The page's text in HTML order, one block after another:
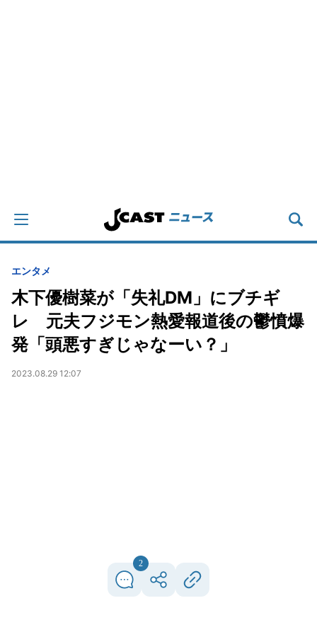
エンタメ
木下優樹菜が「失礼DM」にブチギ
レ 元夫フジモン熱愛報道後の鬱憤爆
発「頭悪すぎじゃなーい？」
2023.08.29 12:07
2